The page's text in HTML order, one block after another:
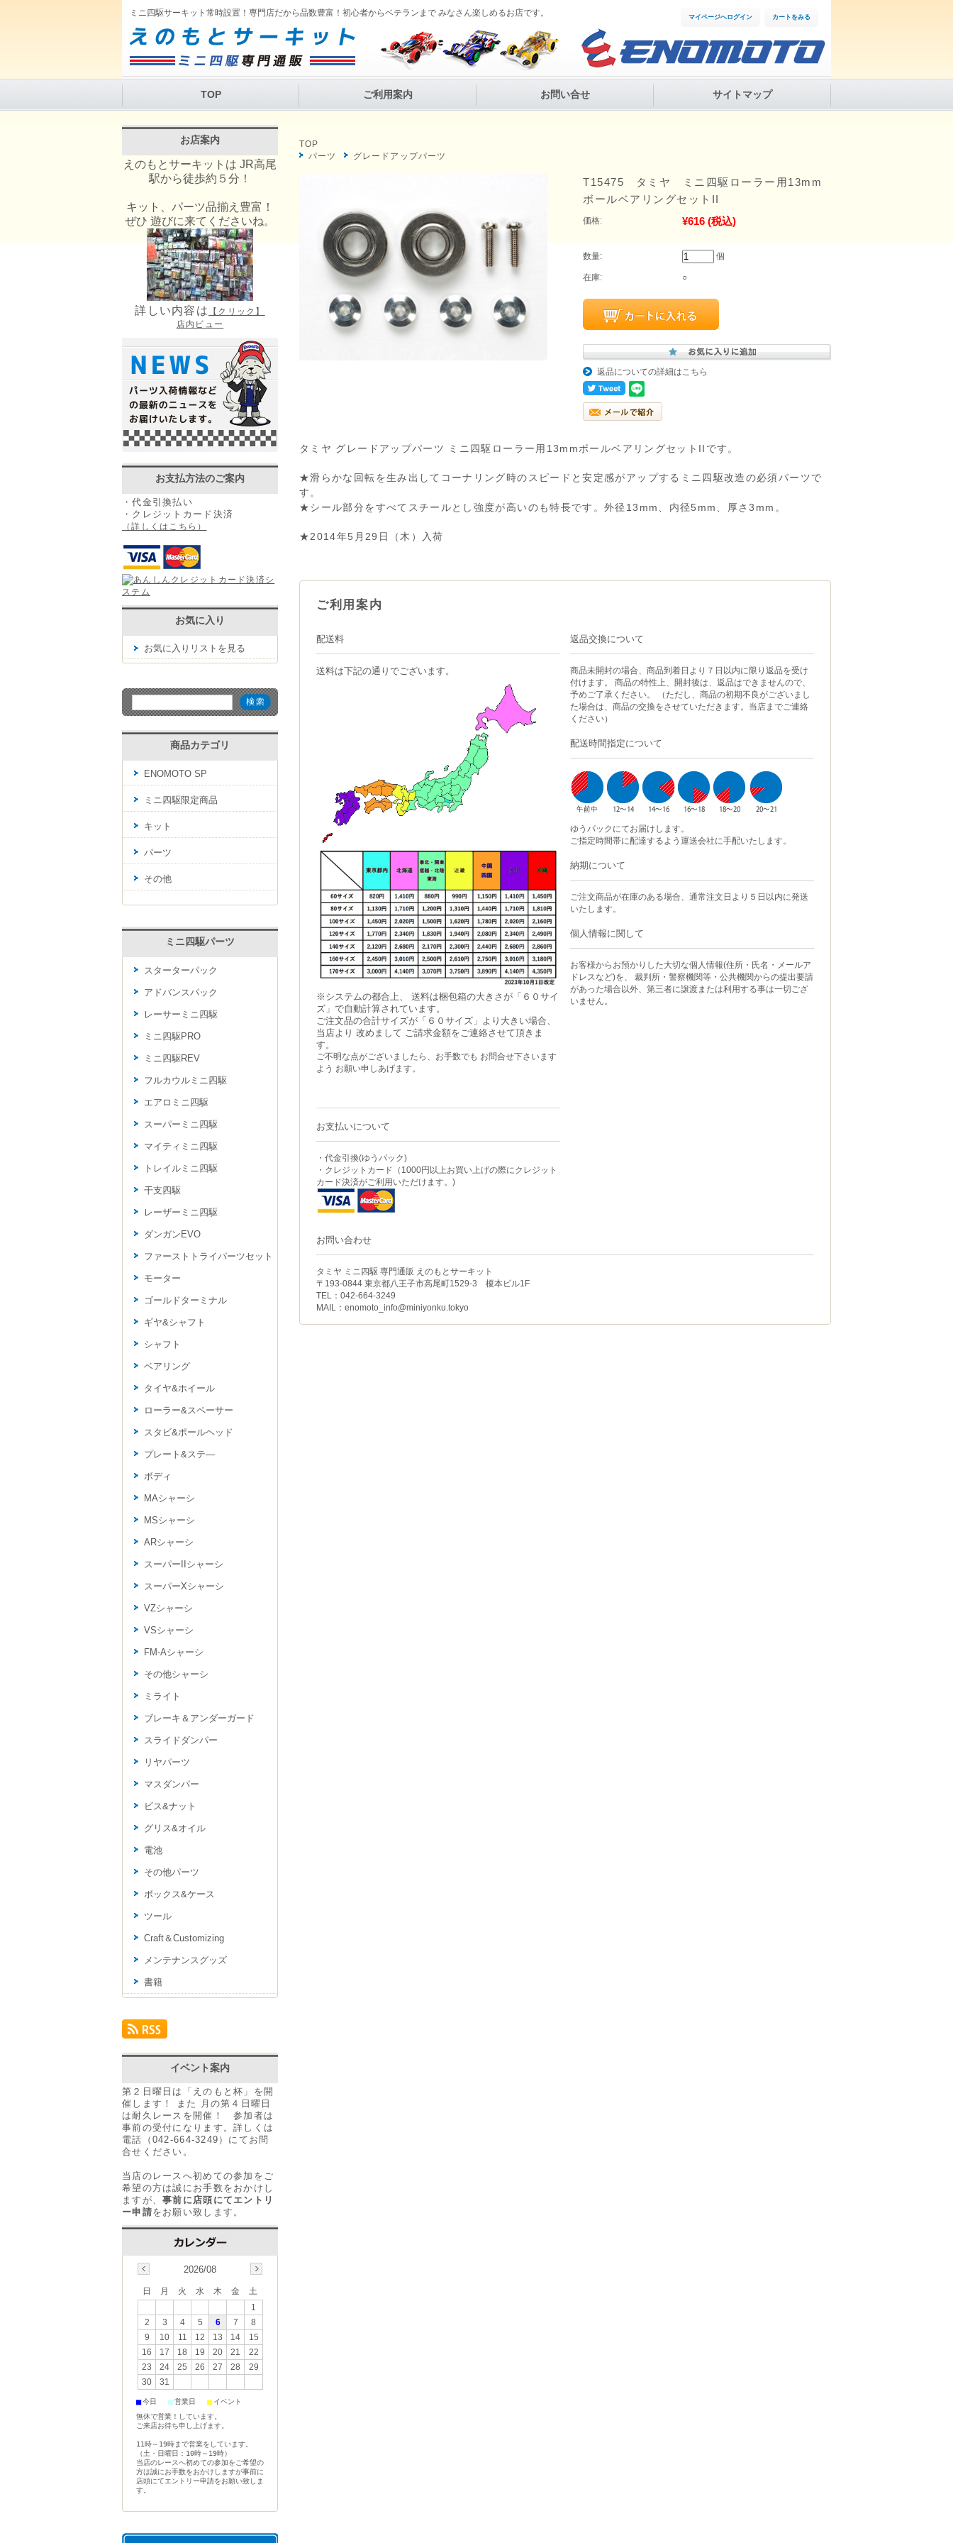
ミニ四駆サーキット常時設置！専門店だから品数豊富！初心者からベテランまで みなさん楽しめるお店です。 マイページへログイン カートをみる
TOP ご利用案内 お問い合せ サイトマップ
TOP
パーツ
グレードアップパーツ
T15475 タミヤ ミニ四駆ローラー用13mm
ボールベアリングセットII
価格: ¥616 (税込)
数量: 個
在庫: ○
返品についての詳細はこちら
タミヤ グレードアップパーツ ミニ四駆ローラー用13mmボールベアリングセットIIです。
★滑らかな回転を生み出してコーナリング時のスピードと安定感がアップするミニ四駆改造の必須パーツで
す。
★シール部分をすべてスチールとし強度が高いのも特長です。外径13mm、内径5mm、厚さ3mm。
★2014年5月29日（木）入荷
ご利用案内
配送料
送料は下記の通りでございます。
※システムの都合上、 送料は梱包箱の大きさが「６０サイ
ズ」で自動計算されています。
ご注文品の合計サイズが「６０サイズ」より大きい場合、
当店より 改めまして ご請求金額をご連絡させて頂きま
す。
ご不明な点がございましたら、お手数でも お問合せ下さいます
よう お願い申しあげます。
お支払いについて
・代金引換(ゆうパック)
・クレジットカード（1000円以上お買い上げの際にクレジット
カード決済がご利用いただけます。)
返品交換について
商品未開封の場合、商品到着日より７日以内に限り返品を受け
付けます。 商品の特性上、開封後は、返品はできませんので、
予めご了承ください。 （ただし、商品の初期不良がございまし
た場合は、商品の交換をさせていただきます。当店までご連絡
ください）
配送時間指定について
ゆうパックにてお届けします。
ご指定時間帯に配達するよう運送会社に手配いたします。
納期について
ご注文商品が在庫のある場合、通常注文日より５日以内に発送
いたします。
個人情報に関して
お客様からお預かりした大切な個人情報(住所・氏名・メールア
ドレスなど)を、 裁判所・警察機関等・公共機関からの提出要請
があった場合以外、第三者に譲渡または利用する事は一切ござ
いません。
お問い合わせ
タミヤ ミニ四駆 専門通販 えのもとサーキット
〒193-0844 東京都八王子市高尾町1529-3 榎本ビル1F
TEL：042-664-3249
MAIL： enomoto_info@miniyonku.tokyo
お店案内
えのもとサーキットは JR高尾
駅から徒歩約５分！
キット、パーツ品揃え豊富！
ぜひ 遊びに来てくださいね。
詳しい内容は
【クリック】
店内ビュー
お支払方法のご案内
・代金引換払い
・クレジットカード決済
（詳しくはこちら）
お気に入り
お気に入りリストを見る
商品カテゴリ
ENOMOTO SP
ミニ四駆限定商品
キット
パーツ
その他
ミニ四駆パーツ
スターターパック
アドバンスパック
レーサーミニ四駆
ミニ四駆PRO
ミニ四駆REV
フルカウルミニ四駆
エアロミニ四駆
スーパーミニ四駆
マイティミニ四駆
トレイルミニ四駆
干支四駆
レーザーミニ四駆
ダンガンEVO
ファーストトライパーツセット
モーター
ゴールドターミナル
ギヤ&シャフト
シャフト
ベアリング
タイヤ&ホイール
ローラー&スペーサー
スタビ&ポールヘッド
プレート&ステ―
ボディ
MAシャーシ
MSシャーシ
ARシャーシ
スーパーIIシャーシ
スーパーXシャーシ
VZシャーシ
VSシャーシ
FM-Aシャーシ
その他シャーシ
ミライト
ブレーキ＆アンダーガード
スライドダンパー
リヤパーツ
マスダンパー
ビス&ナット
グリス&オイル
電池
その他パーツ
ボックス&ケース
ツール
Craft＆Customizing
メンテナンスグッズ
書籍
イベント案内
第２日曜日は「えのもと杯」を開
催します！ また 月の第４日曜日
は耐久レースを開催！ 参加者は
事前の受付になります。詳しくは
電話（042-664-3249）にてお問
合せください。
当店のレースへ初めての参加をご
希望の方は誠にお手数をおかけし
ますが、事前に店頭にてエントリ
ー申請をお願い致します。
2026/08
日 月 火 水 木 金
土
1
2
3 4 5 6 7
8
9
10 11 12 13 14
15
16
17 18 19 20 21
22
23
24 25 26 27 28
29
30
31
■今日 ■営業日 ■ イベント
無休で営業！しています。
ご来店お待ち申し上げます。
11時～19時まで営業をしています。
（土・日曜日：10時～19時）
当店のレースへ初めての参加をご希望の
方は誠にお手数をおかけしますが事前に
店頭にてエントリー申請をお願い致しま
す。